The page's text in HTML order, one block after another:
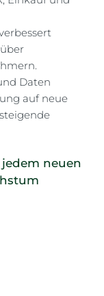
Daten
auf neue
neuen